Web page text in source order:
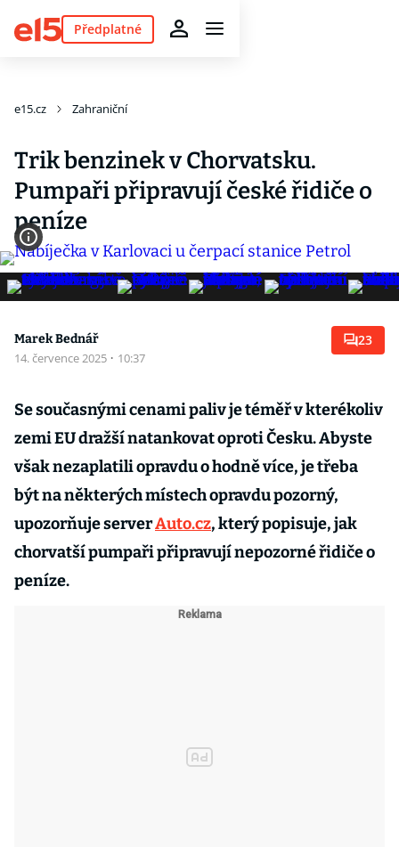
Předplatné
e15.cz Zahraniční
Trik benzinek v Chorvatsku.
Pumpaři připravují české řidiče o
peníze
Marek Bednář
14. července 2025 · 10:37
23
Se současnými cenami paliv je téměř v kterékoliv
zemi EU dražší natankovat oproti Česku. Abyste
však nezaplatili opravdu o hodně více, je třeba
být na některých místech opravdu pozorný,
upozorňuje serverAuto.cz, který popisuje, jak
chorvatší pumpaři připravují nepozorné řidiče o
peníze.